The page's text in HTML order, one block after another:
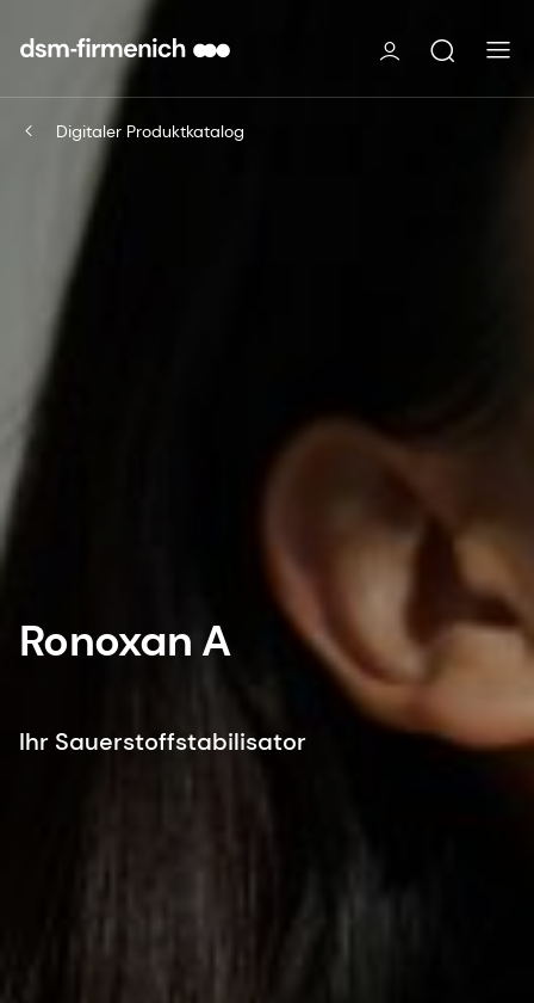
Digitaler Produktkatalog
Ronoxan A
Ihr Sauerstoffstabilisator